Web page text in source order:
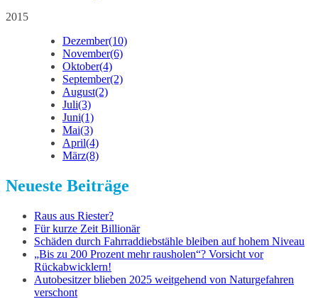
2015
Dezember(10)
November(6)
Oktober(4)
September(2)
August(2)
Juli(3)
Juni(1)
Mai(3)
April(4)
März(8)
Neueste Beiträge
Raus aus Riester?
Für kurze Zeit Billionär
Schäden durch Fahrraddiebstähle bleiben auf hohem Niveau
„Bis zu 200 Prozent mehr rausholen“? Vorsicht vor
Rückabwicklern!
Autobesitzer blieben 2025 weitgehend von Naturgefahren
verschont